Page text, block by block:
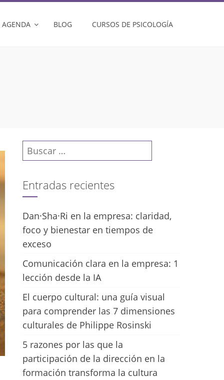
AGENDA BLOG CURSOS DE PSICOLOGÍA
Buscar:
Entradas recientes
Dan·Sha·Ri en la empresa: claridad,
foco y bienestar en tiempos de
exceso
Comunicación clara en la empresa: 1
lección desde la IA
El cuerpo cultural: una guía visual
para comprender las 7 dimensiones
culturales de Philippe Rosinski
5 razones por las que la
participación de la dirección en la
formación transforma la cultura